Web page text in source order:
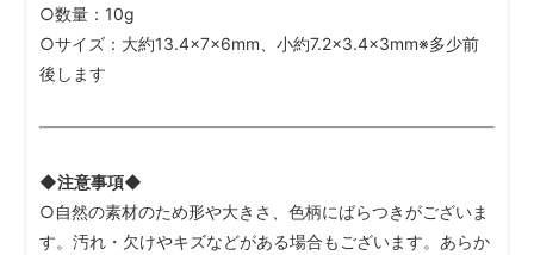
○数量：10g
○サイズ：大約13.4×7×6mm、小約7.2×3.4×3mm※多少前
後します
◆注意事項◆
○自然の素材のため形や大きさ、色柄にばらつきがございま
す。汚れ・欠けやキズなどがある場合もございます。あらか